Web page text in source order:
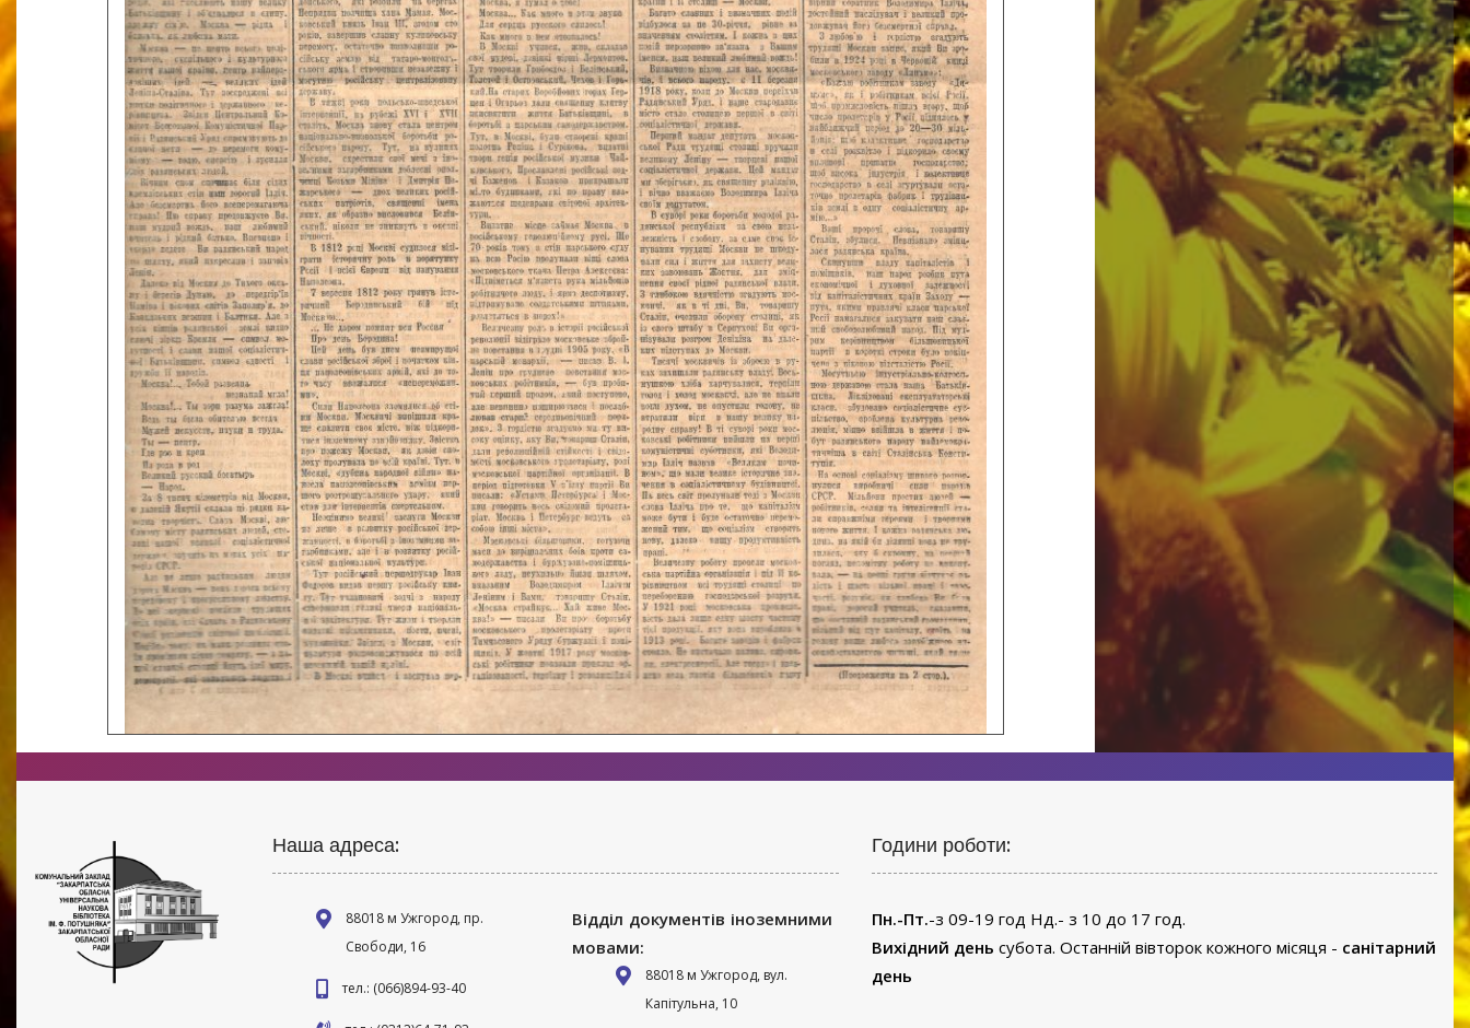
Наша адреса:
88018 м Ужгород, пр.
Свободи, 16
тел.: (066)894-93-40
Відділ документів іноземними
мовами:
88018 м Ужгород, вул.
Капітульна, 10
Години роботи:
Пн.-Пт.-з 09-19 год Нд.- з 10 до 17 год.
Вихідний день субота. Останній вівторок кожного місяця - санітарний
день